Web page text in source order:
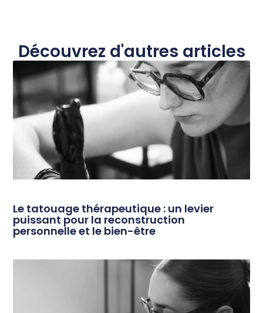
Découvrez d'autres articles
Le tatouage thérapeutique : un levier
puissant pour la reconstruction
personnelle et le bien-être